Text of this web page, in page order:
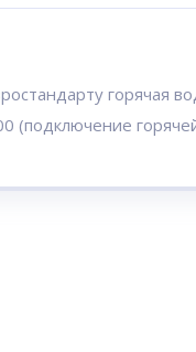
горячая
(подключение